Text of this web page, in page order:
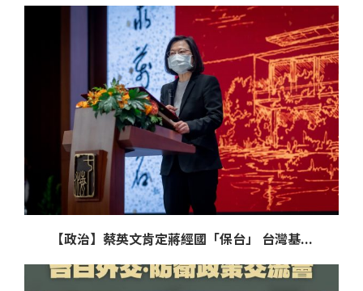
【政治】蔡英文肯定蔣經國「保台」 台灣基...